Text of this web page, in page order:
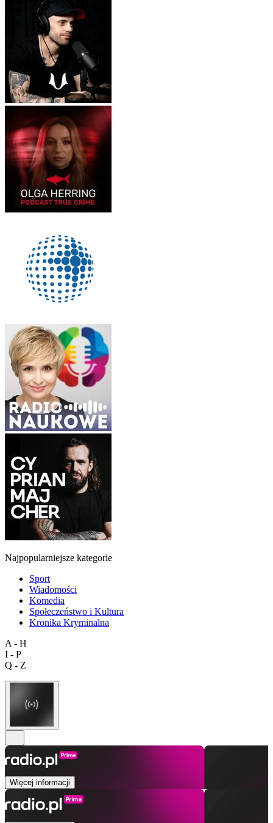
Najpopularniejsze kategorie
Sport
Wiadomości
Komedia
Społeczeństwo i Kultura
Kronika Kryminalna
A - H
I - P
Q - Z
Więcej informacji